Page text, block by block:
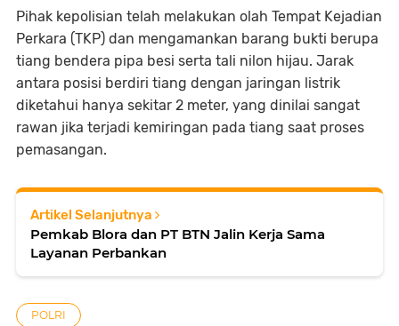
Pihak kepolisian telah melakukan olah Tempat Kejadian
Perkara (TKP) dan mengamankan barang bukti berupa
tiang bendera pipa besi serta tali nilon hijau. Jarak
antara posisi berdiri tiang dengan jaringan listrik
diketahui hanya sekitar 2 meter, yang dinilai sangat
rawan jika terjadi kemiringan pada tiang saat proses
pemasangan.
Artikel Selanjutnya
Pemkab Blora dan PT BTN Jalin Kerja Sama
Layanan Perbankan
POLRI